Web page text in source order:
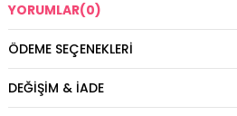
YORUMLAR(0)
ÖDEME SEÇENEKLERI
DEĞIŞIM & İADE